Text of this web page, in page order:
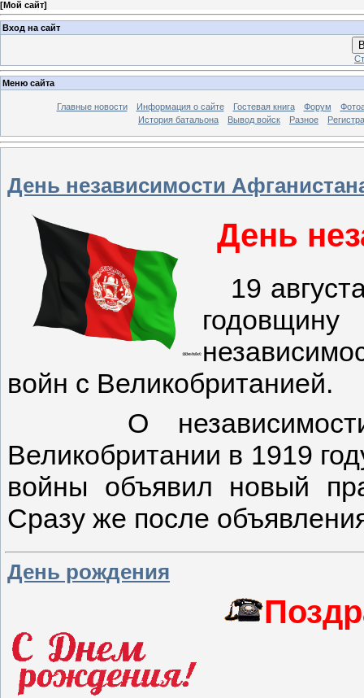
[Мой сайт]
Вход на сайт
Меню сайта
Главные новости Информация о сайте Гостевая книга Форум
История батальона
Вывод войск Разное
День независимости
День
19
войн с Великобританией.
О независимости
Великобритании в 1919
войны объявил новый
Сразу же после
День рождения